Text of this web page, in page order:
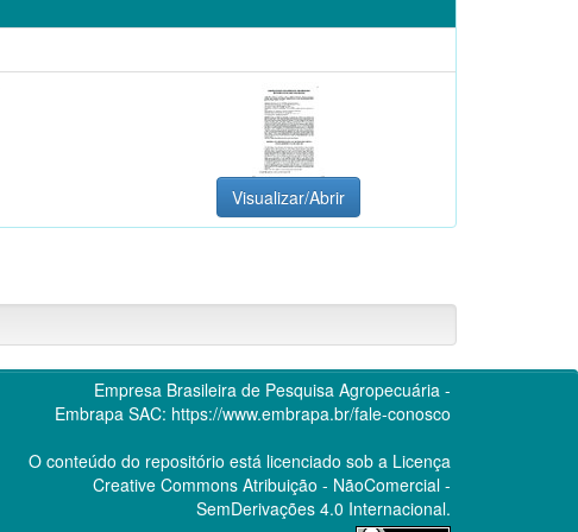
Visualizar/Abrir
Empresa Brasileira de Pesquisa Agropecuária -
Embrapa SAC: https://www.embrapa.br/fale-conosco
O conteúdo do repositório está licenciado sob a Licença
Creative CommonsAtribuição - NãoComercial -
SemDerivações 4.0 Internacional.